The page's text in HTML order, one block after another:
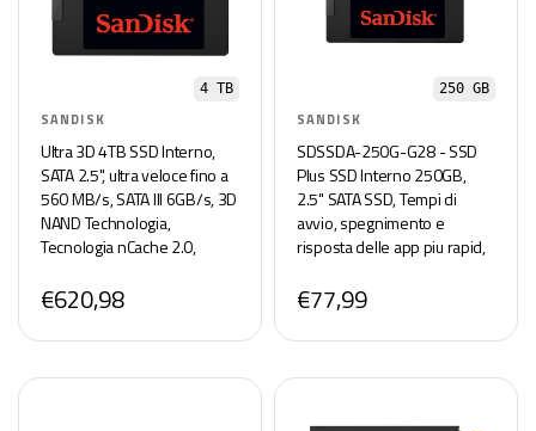
4 TB
SANDISK
Ultra 3D 4TB SSD Interno,
SATA 2.5", ultra veloce fino a
560 MB/s, SATA III 6GB/s, 3D
NAND Technologia,
Tecnologia nCache 2.0,
€620,98
250 GB
SANDISK
SDSSDA-250G-G28 - SSD
Plus SSD Interno 250GB,
2.5" SATA SSD, Tempi di
avvio, spegnimento e
risposta delle app piu rapid,
53 MB/s, 440 MB/s scrittura
€77,99